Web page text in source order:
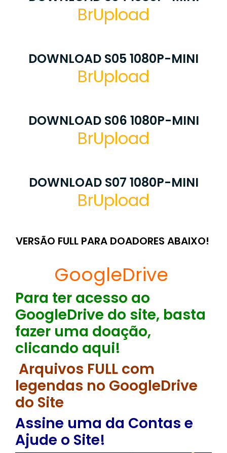
BrUpload
DOWNLOAD S05 1080P-MINI
BrUpload
DOWNLOAD S06 1080P-MINI
BrUpload
DOWNLOAD S07 1080P-MINI
BrUpload
VERSÃO FULL PARA DOADORES ABAIXO!
GoogleDrive
Para ter acesso ao
GoogleDrive do site, basta
fazer uma doação,
clicando aqui!
Arquivos FULL com
legendas no GoogleDrive
do Site
Assine uma da Contas e
Ajude o Site!